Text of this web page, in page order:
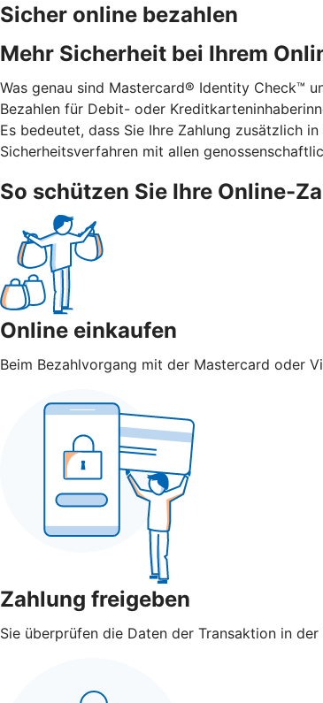
Sicher online bezahlen
Mehr Sicherheit bei Ihrem
Was genau sind Mastercard® Identity Check™
Bezahlen für Debit- oder
Es bedeutet, dass Sie Ihre Zahlung zusätzlich
Sicherheitsverfahren mit allen
So schützen Sie Ihre Online-
Online einkaufen
Beim Bezahlvorgang mit der Mastercard oder
Zahlung freigeben
Sie überprüfen die Daten der Transaktion in